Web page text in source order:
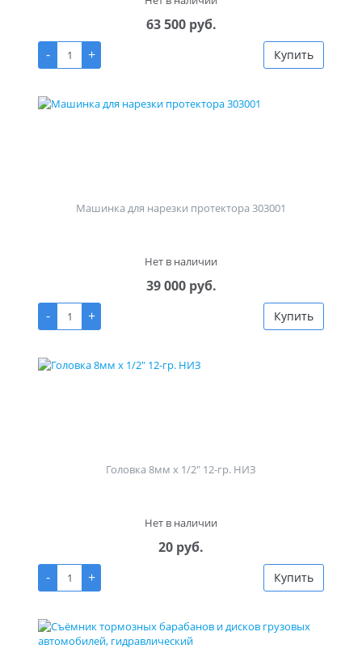
63 500 руб.
-
+ Купить
Машинка для нарезки протектора 303001
Нет в наличии
39 000 руб.
-
+ Купить
Головка 8мм х 1/2" 12-гр. НИЗ
Нет в наличии
20 руб.
-
+ Купить